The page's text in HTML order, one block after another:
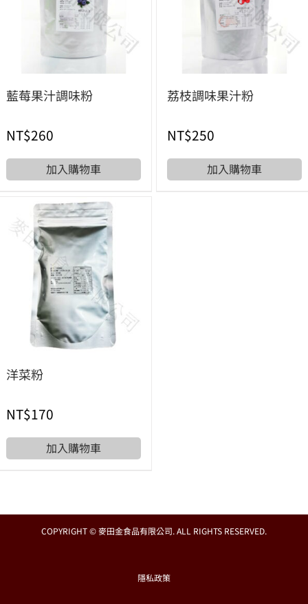
藍莓果汁調味粉
NT$260
加入購物車
荔枝調味果汁粉
NT$250
加入購物車
洋菜粉
NT$170
加入購物車
COPYRIGHT © 麥田金食品有限公司. ALL RIGHTS RESERVED.
隱私政策